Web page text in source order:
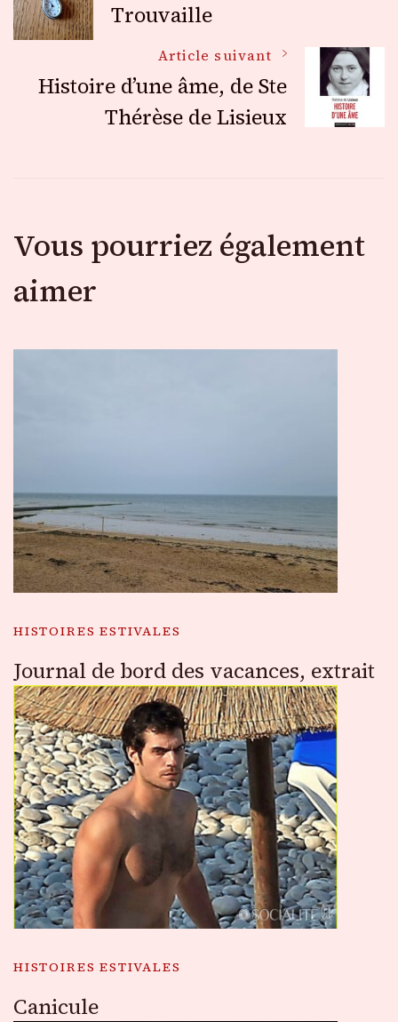
des
articles
Trouvaille
Article suivant
Histoire d’une âme, de Ste
Thérèse de Lisieux
Vous pourriez également
aimer
HISTOIRES ESTIVALES
Journal de bord des vacances, extrait
HISTOIRES ESTIVALES
Canicule